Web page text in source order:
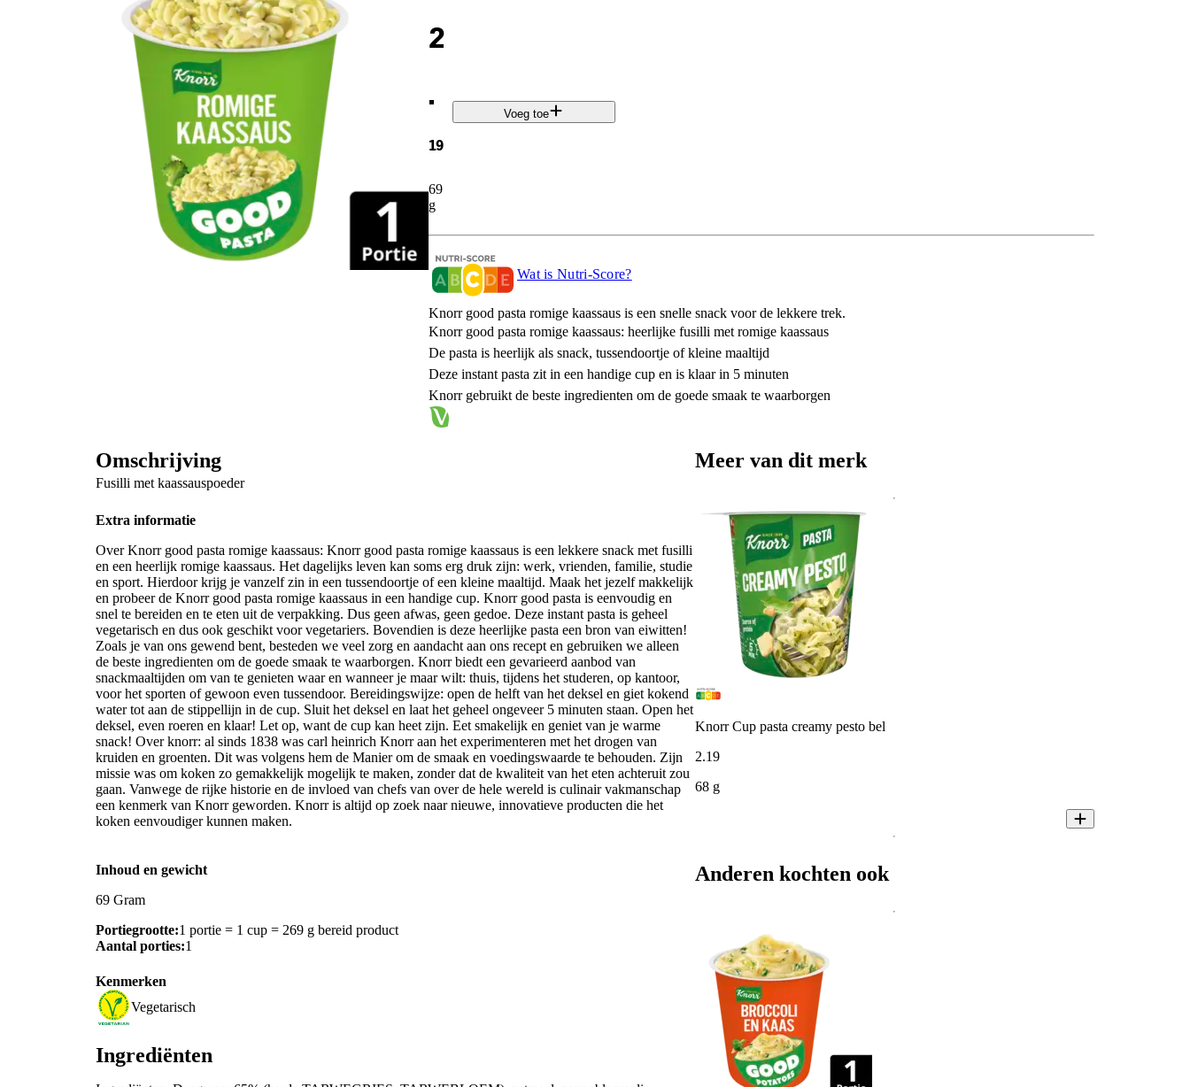
2
.
19
69
g
Voeg toe
Wat is Nutri-Score?
Knorr good pasta romige kaassaus is een snelle snack voor de lekkere trek.
Knorr good pasta romige kaassaus: heerlijke fusilli met romige kaassaus
De pasta is heerlijk als snack, tussendoortje of kleine maaltijd
Deze instant pasta zit in een handige cup en is klaar in 5 minuten
Knorr gebruikt de beste ingredienten om de goede smaak te waarborgen
Omschrijving
Fusilli met kaassauspoeder
Extra informatie
Over Knorr good pasta romige kaassaus: Knorr good pasta romige kaassaus is een lekkere snack met fusilli
en een heerlijk romige kaassaus. Het dagelijks leven kan soms erg druk zijn: werk, vrienden, familie, studie
en sport. Hierdoor krijg je vanzelf zin in een tussendoortje of een kleine maaltijd. Maak het jezelf makkelijk
en probeer de Knorr good pasta romige kaassaus in een handige cup. Knorr good pasta is eenvoudig en
snel te bereiden en te eten uit de verpakking. Dus geen afwas, geen gedoe. Deze instant pasta is geheel
vegetarisch en dus ook geschikt voor vegetariers. Bovendien is deze heerlijke pasta een bron van eiwitten!
Zoals je van ons gewend bent, besteden we veel zorg en aandacht aan ons recept en gebruiken we alleen
de beste ingredienten om de goede smaak te waarborgen. Knorr biedt een gevarieerd aanbod van
snackmaaltijden om van te genieten waar en wanneer je maar wilt: thuis, tijdens het studeren, op kantoor,
voor het sporten of gewoon even tussendoor. Bereidingswijze: open de helft van het deksel en giet kokend
water tot aan de stippellijn in de cup. Sluit het deksel en laat het geheel ongeveer 5 minuten staan. Open het
deksel, even roeren en klaar! Let op, want de cup kan heet zijn. Eet smakelijk en geniet van je warme
snack! Over knorr: al sinds 1838 was carl heinrich Knorr aan het experimenteren met het drogen van
kruiden en groenten. Dit was volgens hem de Manier om de smaak en voedingswaarde te behouden. Zijn
missie was om koken zo gemakkelijk mogelijk te maken, zonder dat de kwaliteit van het eten achteruit zou
gaan. Vanwege de rijke historie en de invloed van chefs van over de hele wereld is culinair vakmanschap
een kenmerk van Knorr geworden. Knorr is altijd op zoek naar nieuwe, innovatieve producten die het
koken eenvoudiger kunnen maken.
Inhoud en gewicht
69 Gram
Portiegrootte:1 portie = 1 cup = 269 g bereid product
Aantal porties:1
Kenmerken
Vegetarisch
Ingrediënten
Meer van dit merk
Knorr Cup pasta creamy pesto bel
2.19
68 g
Anderen kochten ook